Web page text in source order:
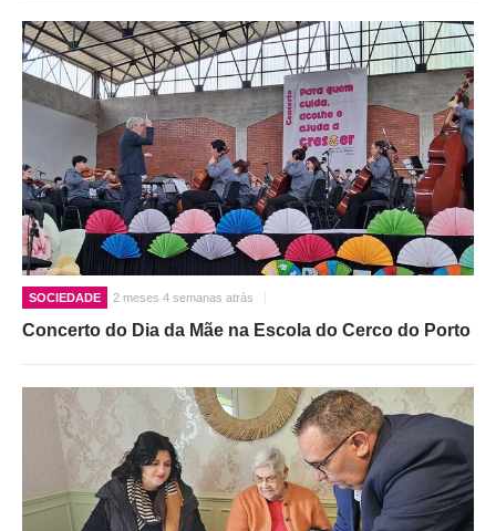
SOCIEDADE 2 meses 4 semanas atrás
Concerto do Dia da Mãe na Escola do Cerco do Porto